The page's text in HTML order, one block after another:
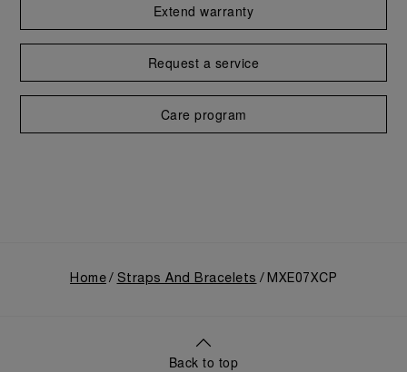
Extend warranty
Request a service
Care program
Home Straps And Bracelets MXE07XCP
Back to top